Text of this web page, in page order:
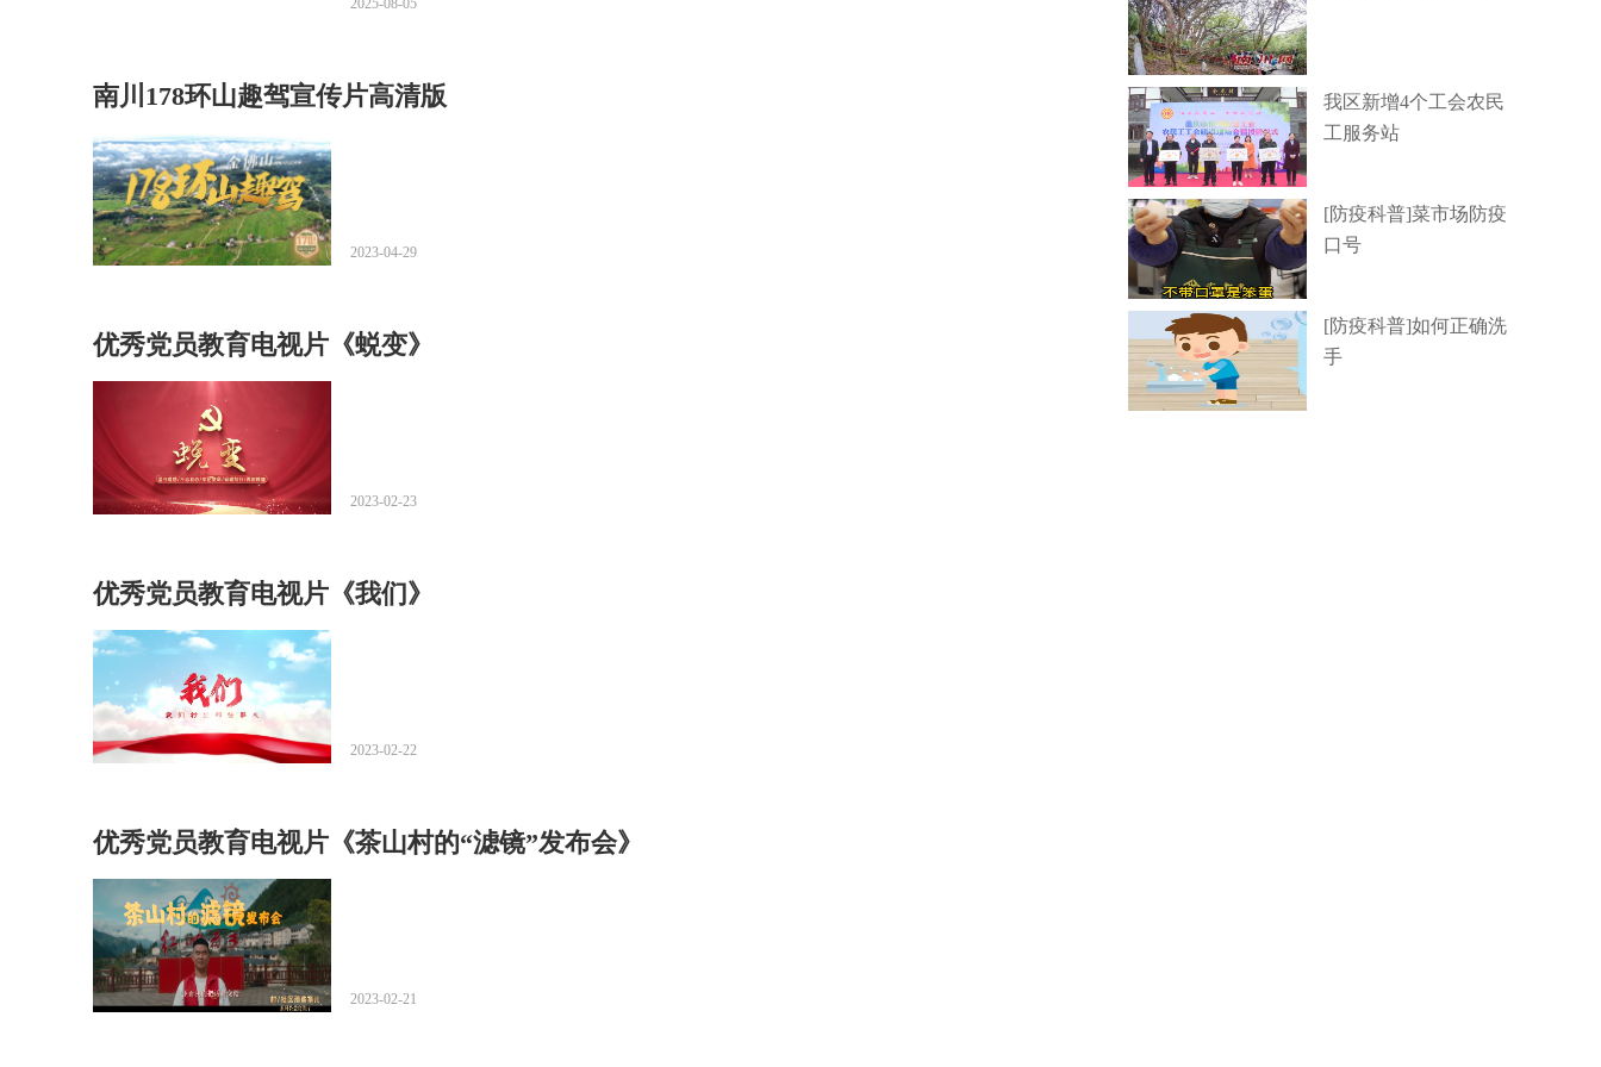
2025-08-05
南川178环山趣驾宣传片高清版
2023-04-29
优秀党员教育电视片《蜕变》
2023-02-23
优秀党员教育电视片《我们》
2023-02-22
优秀党员教育电视片《茶山村的“滤镜”发布会》
2023-02-21
我区新增4个工会农民
工服务站
[防疫科普]菜市场防疫
口号
[防疫科普]如何正确洗
手